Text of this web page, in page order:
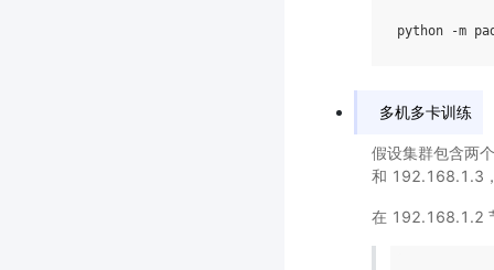
python -m
多机多卡训练
假设集群包含两
和 192.168.1.3
在 192.168.1.2